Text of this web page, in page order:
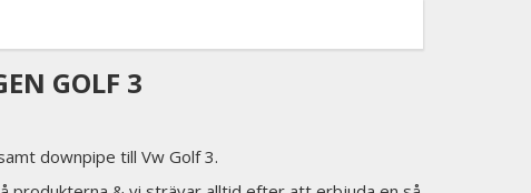
GOLF 3
downpipe till Vw Golf 3.